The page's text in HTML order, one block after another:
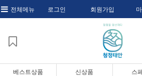
전체메뉴 로그인 회원가입
베스트상품 신상품 스